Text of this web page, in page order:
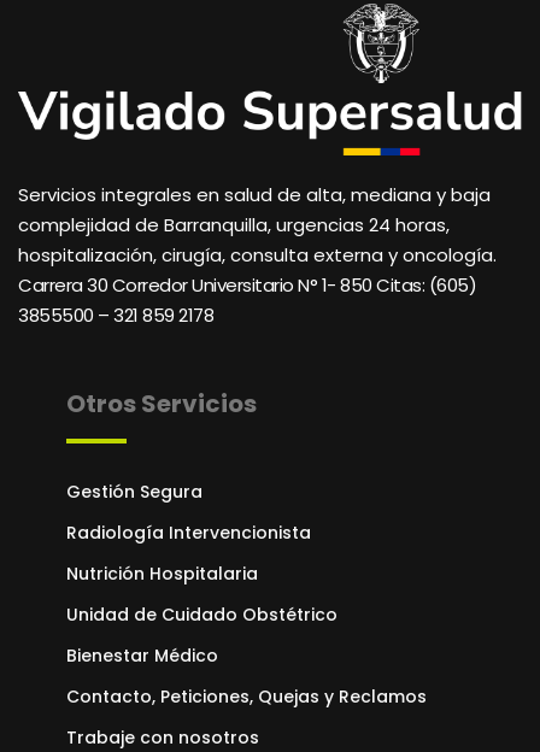
Servicios integrales en salud de alta, mediana y baja
complejidad de Barranquilla, urgencias 24 horas,
hospitalización, cirugía, consulta externa y oncología.
Carrera 30 Corredor Universitario N° 1- 850 Citas: (605)
3855500 – 321 859 2178
Otros Servicios
Gestión Segura
Radiología Intervencionista
Nutrición Hospitalaria
Unidad de Cuidado Obstétrico
Bienestar Médico
Contacto, Peticiones, Quejas y Reclamos
Trabaje con nosotros